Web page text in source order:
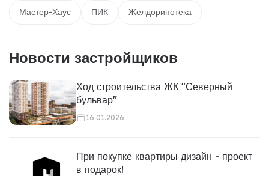
Мастер-Хаус ПИК Желдорипотека
Новости застройщиков
Ход строительства ЖК "Северный
бульвар"
16.01.2026
При покупке квартиры дизайн - проект
в подарок!